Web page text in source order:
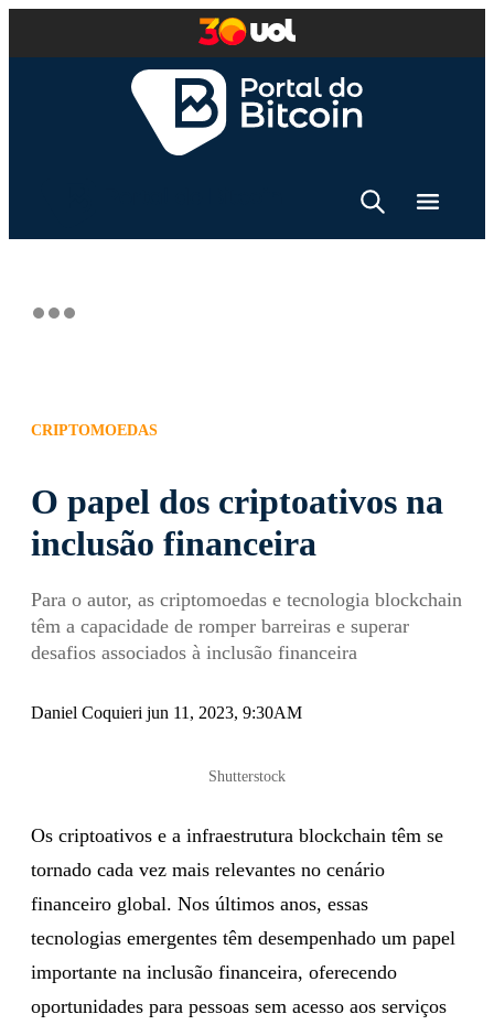
CRIPTOMOEDAS
O papel dos criptoativos na
inclusão financeira
Para o autor, as criptomoedas e tecnologia blockchain
têm a capacidade de romper barreiras e superar
desafios associados à inclusão financeira
Daniel Coquieri jun 11, 2023, 9:30AM
Shutterstock
Os criptoativos e a infraestrutura blockchain têm se
tornado cada vez mais relevantes no cenário
financeiro global. Nos últimos anos, essas
tecnologias emergentes têm desempenhado um papel
importante na inclusão financeira, oferecendo
oportunidades para pessoas sem acesso aos serviços